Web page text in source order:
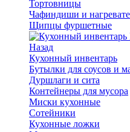
Тортовницы
Чафиндиши и
Щипцы фуршетные
Назад
Кухонный инвентарь
Бутылки для соусов и
Дуршлаги и сита
Контейнеры для мусора
Миски кухонные
Сотейники
Кухонные ложки